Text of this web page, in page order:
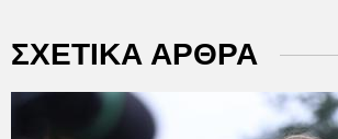
ΣΧΕΤΙΚΑ ΑΡΘΡΑ